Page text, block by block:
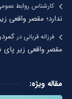
کارشناس روابط
ندارد؛ مقصر واقعی
فرزانه قربانیدر
مقصر واقعی زیر
مقاله ویژه: